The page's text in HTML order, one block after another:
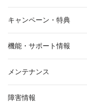
キャンペーン・特典
機能・サポート情報
メンテナンス
障害情報